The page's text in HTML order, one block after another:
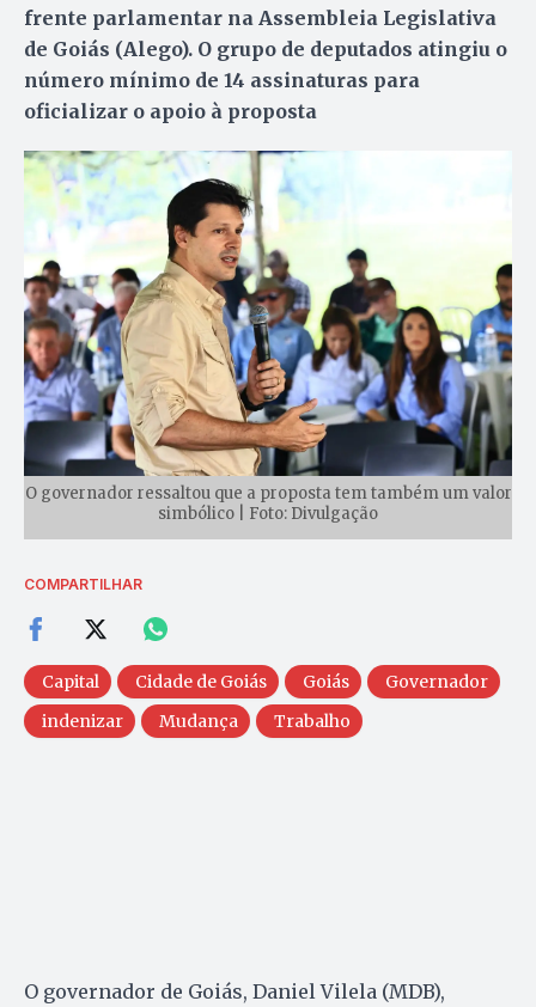
frente parlamentar na Assembleia Legislativa
de Goiás (Alego). O grupo de deputados atingiu o
número mínimo de 14 assinaturas para
oficializar o apoio à proposta
O governador ressaltou que a proposta tem também um valor
simbólico | Foto: Divulgação
COMPARTILHAR
Capital Cidade de Goiás Goiás
Governador
indenizar
Mudança Trabalho
O governador de Goiás, Daniel Vilela (MDB),